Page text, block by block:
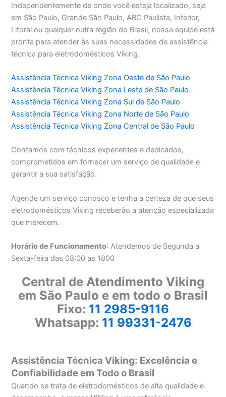
Independentemente de onde você esteja localizado, seja
em São Paulo, Grande São Paulo, ABC Paulista, Interior,
Litoral ou qualquer outra região do Brasil, nossa equipe está
pronta para atender às suas necessidades de assistência
técnica para eletrodomésticos Viking.
Assistência Técnica Viking Zona Oeste de São Paulo
Assistência Técnica Viking Zona Leste de São Paulo
Assistência Técnica Viking Zona Sul de São Paulo
Assistência Técnica Viking Zona Norte de São Paulo
Assistência Técnica Viking Zona Central de São Paulo
Contamos com técnicos experientes e dedicados,
comprometidos em fornecer um serviço de qualidade e
garantir a sua satisfação.
Agende um serviço conosco e tenha a certeza de que seus
eletrodomésticos Viking receberão a atenção especializada
que merecem.
Horário de Funcionamento: Atendemos de Segunda a
Sexta-feira das 08:00 as 1800
Central de Atendimento Viking
em São Paulo e em todo o Brasil
Fixo: 11 2985-9116
Whatsapp: 11 99331-2476
Assistência Técnica Viking: Excelência e
Confiabilidade em Todo o Brasil
Quando se trata de eletrodomésticos de alta qualidade e